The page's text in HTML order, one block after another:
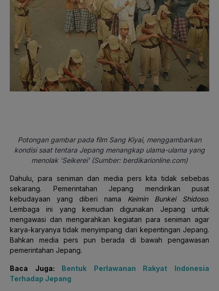
Potongan gambar pada film Sang Kiyai, menggambarkan
kondisi saat tentara Jepang menangkap ulama-ulama yang
menolak ‘Seikerei’ (Sumber: berdikarionline.com)
Dahulu, para seniman dan media pers kita tidak sebebas
sekarang. Pemerintahan Jepang mendirikan pusat
kebudayaan yang diberi nama Keimin Bunkei Shidoso.
Lembaga ini yang kemudian digunakan Jepang untuk
mengawasi dan mengarahkan kegiatan para seniman agar
karya-karyanya tidak menyimpang dari kepentingan Jepang.
Bahkan media pers pun berada di bawah pengawasan
pemerintahan Jepang.
Baca Juga: Bentuk Perlawanan Rakyat Indonesia
Terhadap Jepang